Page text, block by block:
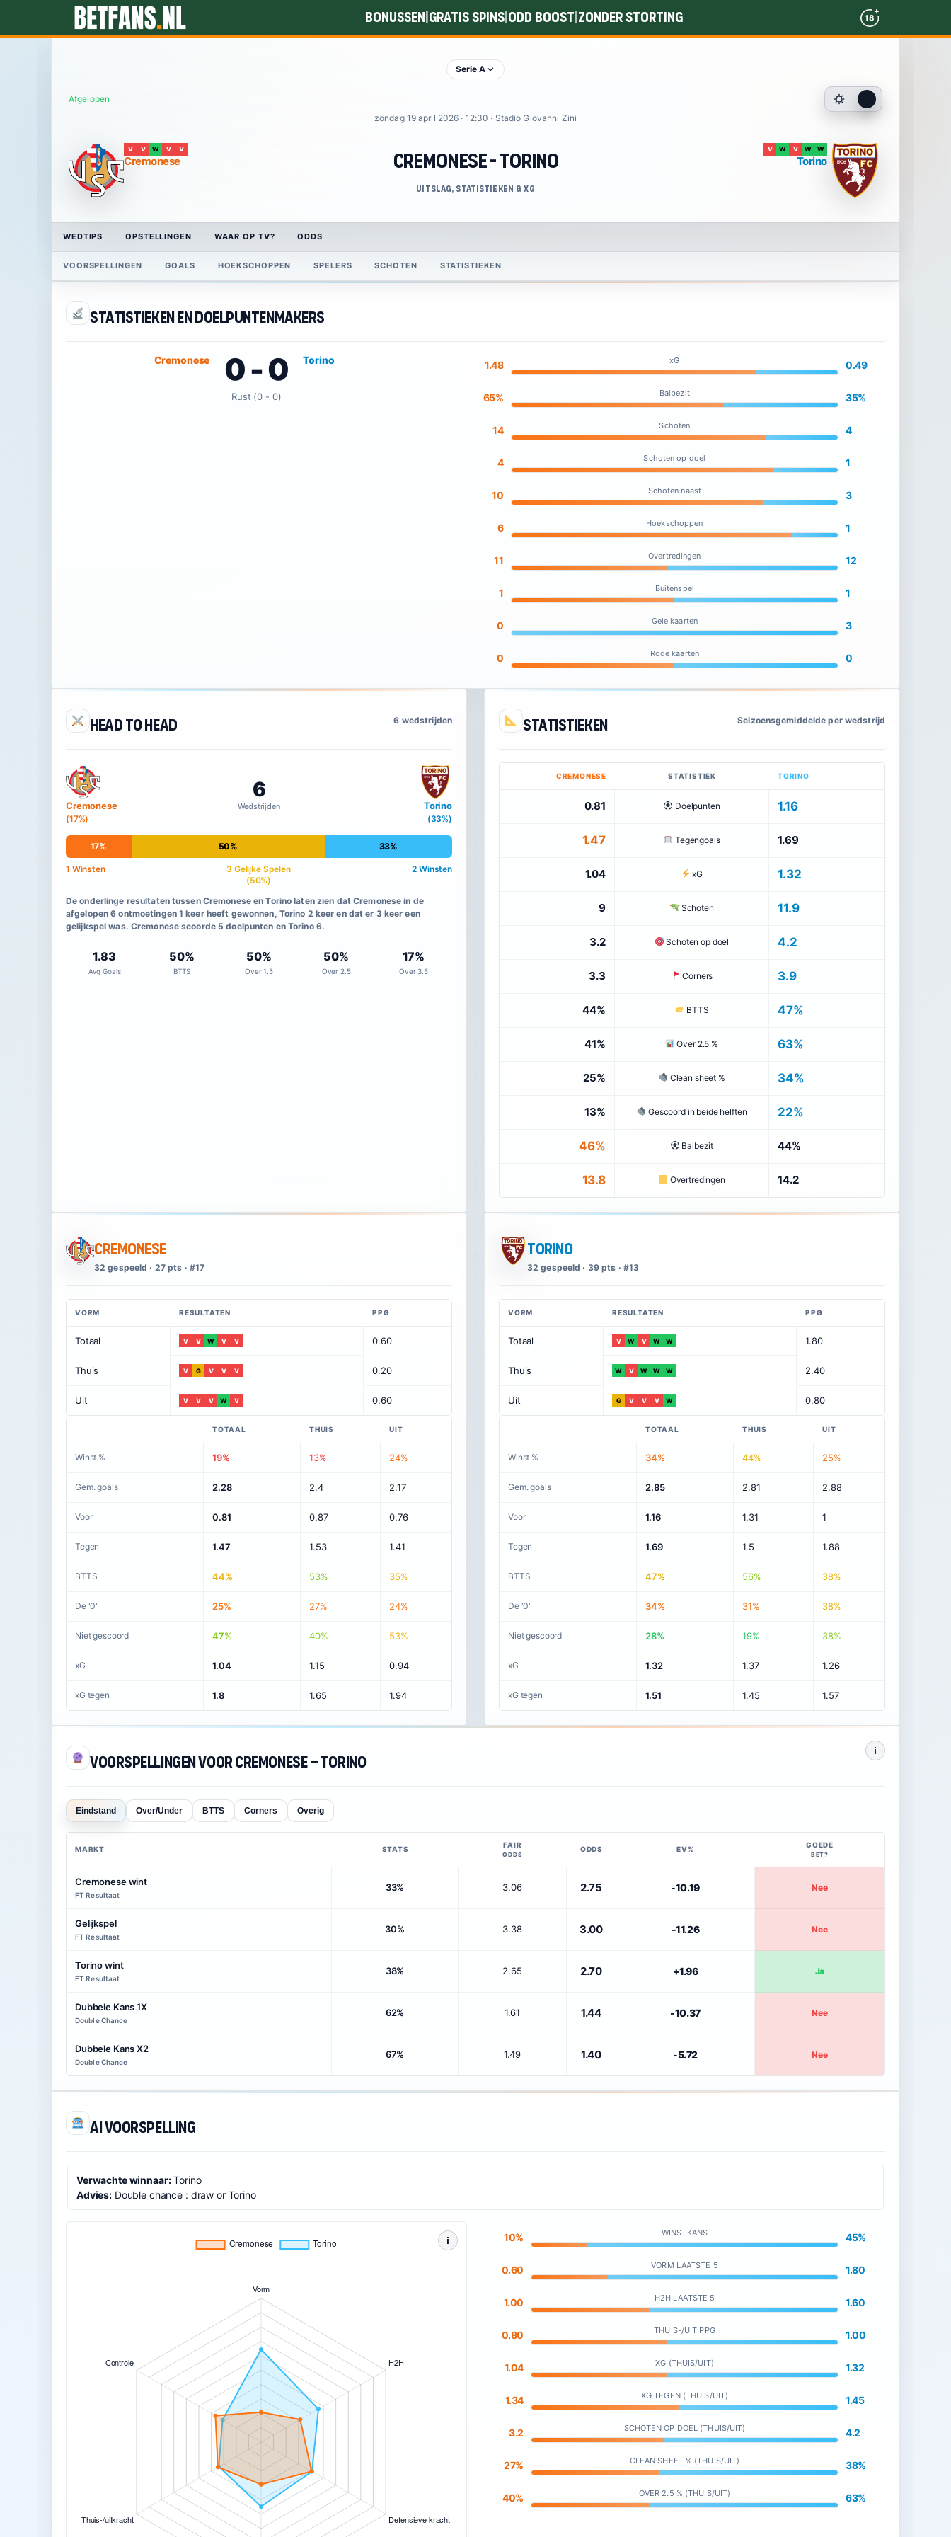
Bonussen Gratis spins Odd boost Zonder storting
Serie A
Afgelopen
zondag 19 april 2026 · 12:30 · Stadio Giovanni Zini
V V W V V
Cremonese Cremonese - Torino
Uitslag, statistieken & xG
V W V W W
Torino
WEDTIPS OPSTELLINGEN WAAR OP TV? ODDS
VOORSPELLINGEN GOALS HOEKSCHOPPEN SPELERS SCHOTEN STATISTIEKEN
Statistieken en doelpuntenmakers
Cremonese 0 - 0
Rust (0 - 0)
Torino 1.48 xG 0.49
65% Balbezit 35%
14 Schoten 4
4 Schoten op doel 1
10 Schoten naast 3
6 Hoekschoppen 1
11 Overtredingen 12
1 Buitenspel 1
0 Gele kaarten 3
0 Rode kaarten 0
Head to Head 6 wedstrijden
Cremonese
(17%)
6
Wedstrijden Torino
(33%)
17% 50% 33%
1 Winsten
3 Gelijke Spelen
(50%)
2 Winsten
De onderlinge resultaten tussen Cremonese en Torino laten zien dat Cremonese in de
afgelopen 6 ontmoetingen 1 keer heeft gewonnen, Torino 2 keer en dat er 3 keer een
gelijkspel was. Cremonese scoorde 5 doelpunten en Torino 6.
1.83
Avg Goals
50%
BTTS
50%
Over 1.5
50%
Over 2.5
17%
Over 3.5
Statistieken Seizoensgemiddelde per wedstrijd
CREMONESE STATISTIEK TORINO
0.81 Doelpunten 1.16
1.47 Tegengoals 1.69
1.04 xG 1.32
9 Schoten 11.9
3.2 Schoten op doel 4.2
3.3 Corners 3.9
44% BTTS 47%
41% Over 2.5 % 63%
25% Clean sheet % 34%
13% Gescoord in beide helften 22%
46% Balbezit 44%
13.8 Overtredingen 14.2
Cremonese
32 gespeeld · 27 pts · #17
VORM RESULTATEN PPG
Totaal V V W V V 0.60
Thuis V G V V V 0.20
Uit V V V W V 0.60
TOTAAL THUIS UIT
Winst % 19% 13% 24%
Gem. goals 2.28 2.4 2.17
Voor 0.81 0.87 0.76
Tegen 1.47 1.53 1.41
BTTS 44% 53% 35%
De '0' 25% 27% 24%
Niet gescoord 47% 40% 53%
xG 1.04 1.15 0.94
xG tegen 1.8 1.65 1.94
Torino
32 gespeeld · 39 pts · #13
VORM RESULTATEN PPG
Totaal V W V W W 1.80
Thuis W V W W W 2.40
Uit G V V V W 0.80
TOTAAL THUIS UIT
Winst % 34% 44% 25%
Gem. goals 2.85 2.81 2.88
Voor 1.16 1.31 1
Tegen 1.69 1.5 1.88
BTTS 47% 56% 38%
De '0' 34% 31% 38%
Niet gescoord 28% 19% 38%
xG 1.32 1.37 1.26
xG tegen 1.51 1.45 1.57
Voorspellingen voor Cremonese – Torino
i
Eindstand Over/Under BTTS Corners Overig
MARKT STATS FAIR
ODDS
ODDS EV% GOEDE
BET?
Cremonese wint
FT Resultaat
33% 3.06 2.75 -10.19 Nee
Gelijkspel
FT Resultaat
30% 3.38 3.00 -11.26 Nee
Torino wint
FT Resultaat
38% 2.65 2.70 +1.96 Ja
Dubbele Kans 1X
Double Chance
62% 1.61 1.44 -10.37 Nee
Dubbele Kans X2
Double Chance
67% 1.49 1.40 -5.72 Nee
AI voorspelling
Verwachte winnaar:Torino
Advies: Double chance : draw or Torino
i 10% WINSTKANS 45%
0.60 VORM LAATSTE 5 1.80
1.00 H2H LAATSTE 5 1.60
0.80 THUIS-/UIT PPG 1.00
1.04 XG (THUIS/UIT) 1.32
1.34 XG TEGEN (THUIS/UIT) 1.45
3.2 SCHOTEN OP DOEL (THUIS/UIT) 4.2
27% CLEAN SHEET % (THUIS/UIT) 38%
40% OVER 2.5 % (THUIS/UIT) 63%